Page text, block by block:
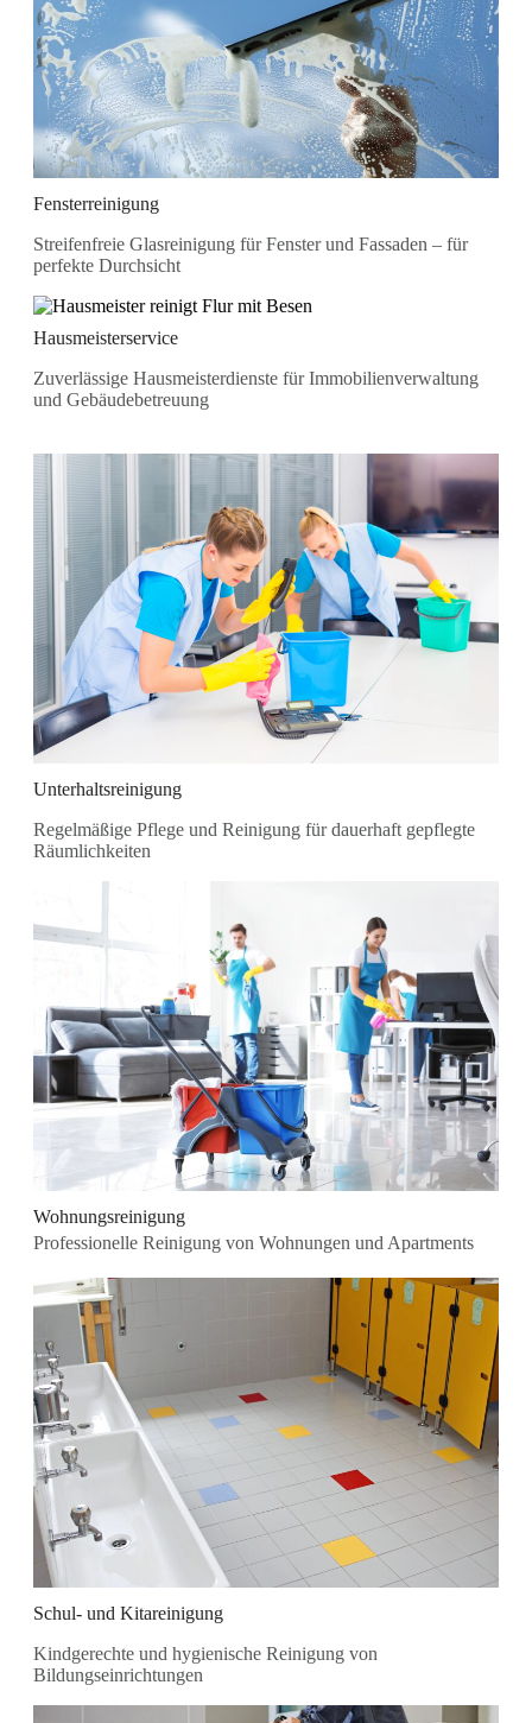
Fensterreinigung
Streifenfreie Glasreinigung für Fenster und Fassaden – für
perfekte Durchsicht
Hausmeisterservice
Zuverlässige Hausmeisterdienste für Immobilienverwaltung
und Gebäudebetreuung
Unterhaltsreinigung
Regelmäßige Pflege und Reinigung für dauerhaft gepflegte
Räumlichkeiten
Wohnungsreinigung
Professionelle Reinigung von Wohnungen und Apartments
Schul- und Kitareinigung
Kindgerechte und hygienische Reinigung von
Bildungseinrichtungen